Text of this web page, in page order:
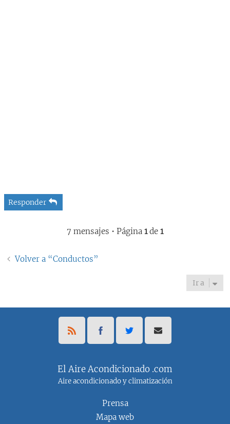
Responder
7 mensajes • Página 1de 1
Volver a “Conductos”
Ir a
El Aire Acondicionado .com
Aire acondicionado y climatización
Prensa
Mapa web